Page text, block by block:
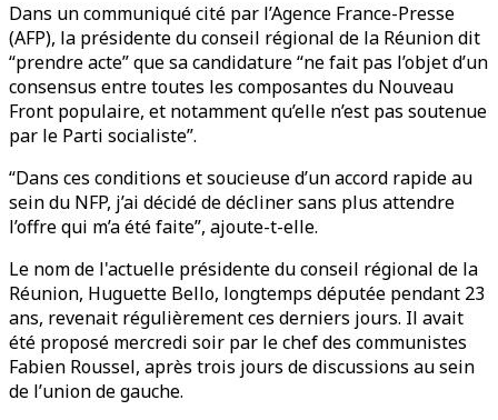
Dans un communiqué cité par l’Agence France-Presse
(AFP), la présidente du conseil régional de la Réunion dit
“prendre acte” que sa candidature “ne fait pas l’objet d’un
consensus entre toutes les composantes du Nouveau
Front populaire, et notamment qu’elle n’est pas soutenue
par le Parti socialiste”.
“Dans ces conditions et soucieuse d’un accord rapide au
sein du NFP, j’ai décidé de décliner sans plus attendre
l’offre qui m’a été faite”, ajoute-t-elle.
Le nom de l'actuelle présidente du conseil régional de la
Réunion, Huguette Bello, longtemps députée pendant 23
ans, revenait régulièrement ces derniers jours. Il avait
été proposé mercredi soir par le chef des communistes
Fabien Roussel, après trois jours de discussions au sein
de l’union de gauche.